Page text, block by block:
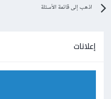
اذهب إلى قائمة الأسئلة
إعلانات